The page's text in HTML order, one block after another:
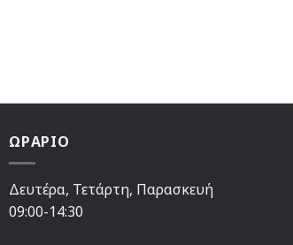
ΩΡΑΡΙΟ
Δευτέρα, Τετάρτη, Παρασκευή
09:00-14:30